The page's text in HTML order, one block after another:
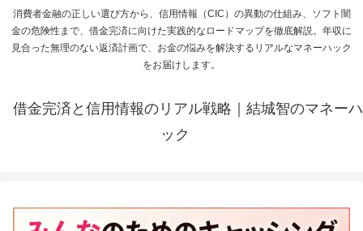
消費者金融の正しい選び方から、信用情報（CIC）の異動の仕組み、ソフト闇
金の危険性まで、借金完済に向けた実践的なロードマップを徹底解説。年収に
見合った無理のない返済計画で、お金の悩みを解決するリアルなマネーハック
をお届けします。
借金完済と信用情報のリアル戦略｜結城智のマネーハ
ック